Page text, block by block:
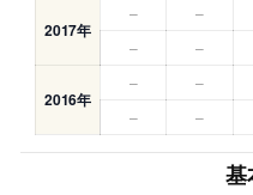
2017年
– –
–
–
2016年
– –
–
–
基